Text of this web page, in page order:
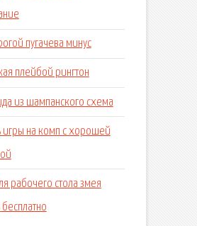
пугачева минус
плейбой рингтон
из шампанского схема
игры на комп с хорошей
рабочего стола змея
бесплатно